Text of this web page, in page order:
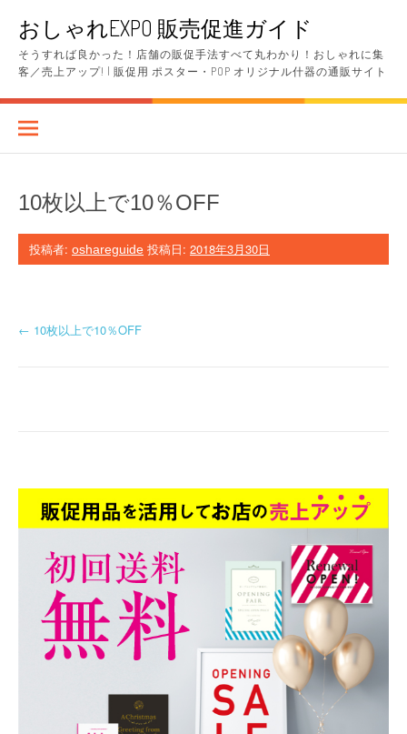
へ
ッ
おしゃれEXPO 販売促進ガイド
そうすれば良かった！店舗の販促手法すべて丸わかり！おしゃれに集
客／売上アップ! | 販促用 ポスター・POP オリジナル什器の通販サイト
10枚以上で10％OFF
投稿者: oshareguide 投稿日: 2018年3月30日
投
ー
シ
ョ
← 10枚以上で10％OFF